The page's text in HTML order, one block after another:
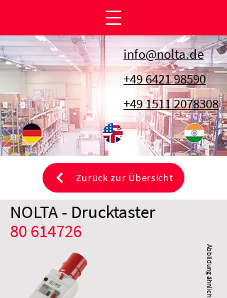
info@nolta.de
+49 6421 98590
+49 1511 2078308
Zurück zur Übersicht
80 614726
NOLTA - Drucktaster
Abbildung ähnlich